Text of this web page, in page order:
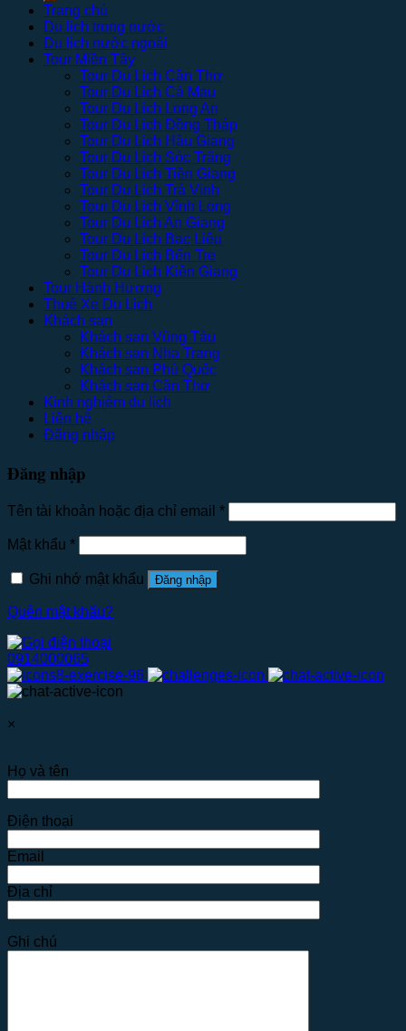
Trang chủ
Du lịch trong nước
Du lịch nước ngoài
Tour Miền Tây
Tour Du Lịch Cần Thơ
Tour Du Lịch Cà Mau
Tour Du Lịch Long An
Tour Du Lịch Đồng Tháp
Tour Du Lịch Hậu Giang
Tour Du Lịch Sóc Trăng
Tour Du Lịch Tiền Giang
Tour Du Lịch Trà Vinh
Tour Du Lịch Vĩnh Long
Tour Du Lịch An Giang
Tour Du Lịch Bạc Liêu
Tour Du Lịch Bến Tre
Tour Du Lịch Kiên Giang
Tour Hành Hương
Thuê Xe Du Lịch
Khách sạn
Khách sạn Vũng Tàu
Khách sạn Nha Trang
Khách sạn Phú Quốc
Khách sạn Cần Thơ
Kinh nghiệm du lịch
Liên hệ
Đăng nhập
Đăng nhập
Tên tài khoản hoặc địa chỉ email *
Mật khẩu *
Ghi nhớ mật khẩu Đăng nhập
Quên mật khẩu?
0914000065
×
Họ và tên
Điện thoại
Email
Địa chỉ
Ghi chú